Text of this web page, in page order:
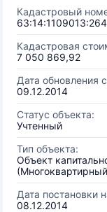
Кадастровый
63:14:1109013:264
Кадастровая
7 050 869,92
Дата обновления
09.12.2014
Статус объекта:
Учтенный
Тип объекта:
Объект
Дата постановки
08.12.2014